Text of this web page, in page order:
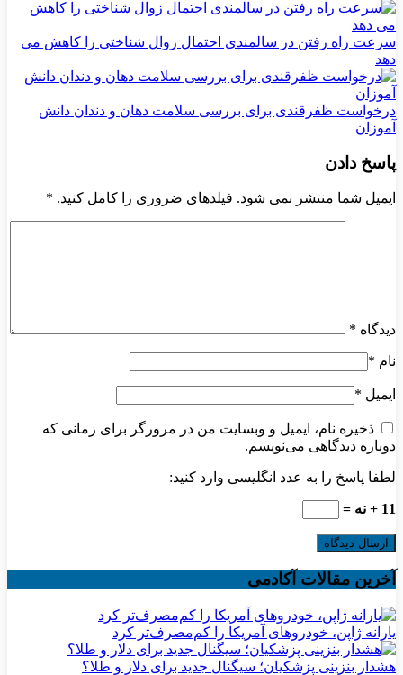
سرعت راه رفتن در سالمندی احتمال زوال شناختی را کاهش می
دهد
درخواست ظفرقندی برای بررسی سلامت دهان و دندان دانش
آموزان
پاسخ دادن
ایمیل شما منتشر نمی شود. فیلدهای ضروری را کامل کنید. *
دیدگاه *
نام *
ایمیل *
ذخیره نام، ایمیل و وبسایت من در مرورگر برای زمانی که
دوباره دیدگاهی می‌نویسم.
لطفا پاسخ را به عدد انگلیسی وارد کنید:
11 + نه =
آخرین مقالات آکادمی
یارانه ژاپن، خودروهای آمریکا را کم‌مصرف‌تر کرد
هشدار بنزینی پزشکیان؛ سیگنال جدید برای دلار و طلا؟